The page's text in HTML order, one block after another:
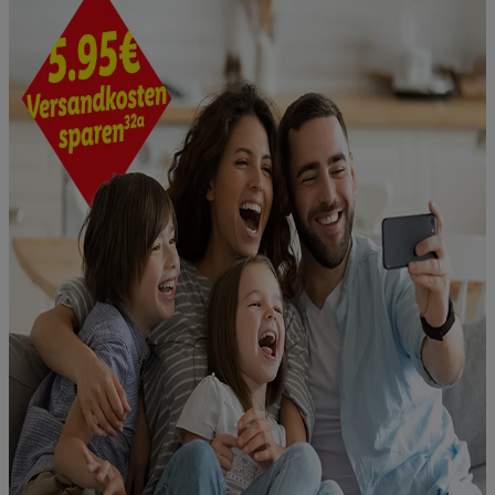
Kaufverhalten in den Lidl-Diensten zur Verfügung gestellt,
damit dieser als
eigenständig Verantwortlicher
Werbekampagnen seiner Auftraggeber messen kann.
Die Erstellung personalisierter Werbung basiert auf der
Generierung von auch mit Daten von anderen Diensten
angereicherten Profilen. Dies umfasst die Zusammenführung
von Daten (z.B. über Ihre Nutzung der Lidl-Dienste, Ihr
Kaufverhalten in den Lidl-Diensten, Informationen aus Ihrem
Kundenkonto - z.B. Alter oder Geschlecht - sowie Ihre genauen
Standortdaten) auch über verschiedene Endgeräte und Lidl-
Dienste hinweg einschließlich dem Speichern von und/ oder
dem Zugriff auf Informationen auf Ihren Endgeräten zur
Erstellung von Zielgruppen (sogenannten Segmenten). Im
Zusammenhang mit dem Ausspielen dieser Werbung erfolgen
Verarbeitungen auch zur Leistungs-/ Erfolgsmessung der
Werbung, zur Zielgruppenforschung, zur Entwicklung von
Angeboten sowie zur technischen Sicherung und Optimierung
dieser Werbeausspielungen.